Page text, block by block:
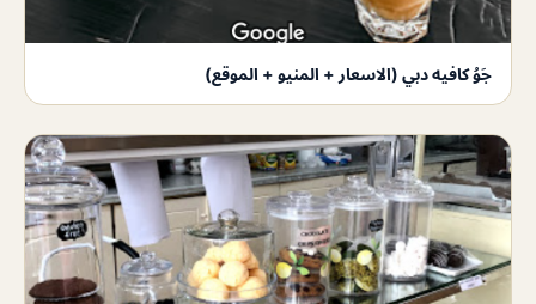
جَوُ كافيه دبي (الاسعار + المنيو + الموقع)